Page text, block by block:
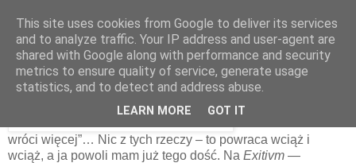
4 lipca 2021
Pestilence – Exitivm [2021]
„Ale to już było i nie
wróci więcej”… Nic z tych rzeczy – to powraca wciąż i
wciąż, a ja powoli mam już tego dość. Na Exitivm —
This site uses cookies from Google to deliver its services
and to analyze traffic. Your IP address and user-agent are
shared with Google along with performance and security
metrics to ensure quality of service, generate usage
statistics, and to detect and address abuse.
LEARN MORE GOT IT